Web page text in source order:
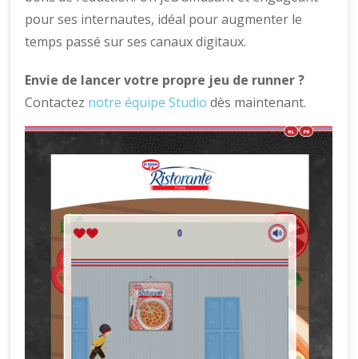
pour ses internautes, idéal pour augmenter le
temps passé sur ses canaux digitaux.
Envie de lancer votre propre jeu de runner ?
Contactez notre équipe Studio dès maintenant.